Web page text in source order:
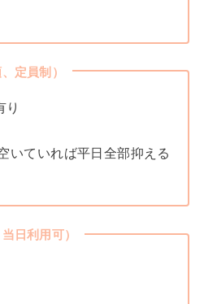
定員制）
いていれば平日全部抑える
日利用可）